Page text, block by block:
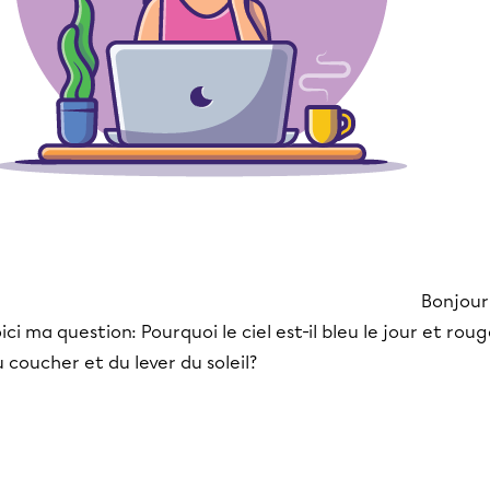
Bonjour
ma question: Pourquoi le ciel est-il bleu le jour et
coucher et du lever du soleil?